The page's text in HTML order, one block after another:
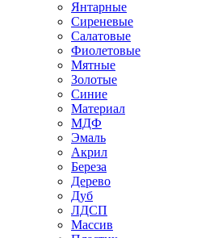
Янтарные
Сиреневые
Салатовые
Фиолетовые
Мятные
Золотые
Синие
Материал
МДФ
Эмаль
Акрил
Береза
Дерево
Дуб
ЛДСП
Массив